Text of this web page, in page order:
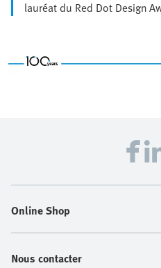
lauréat du Red Dot Design
Online Shop
Nous contacter